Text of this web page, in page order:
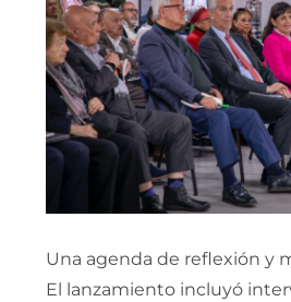
Una agenda de reflexión y
El lanzamiento incluyó